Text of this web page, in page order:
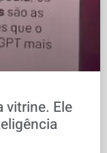
vitrine. Ele